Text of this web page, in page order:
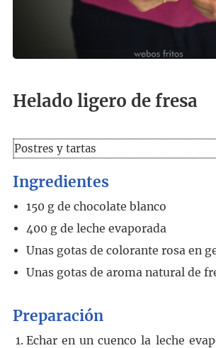
Helado ligero de fresa
Postres y tartas
Ingredientes
150 g de chocolate blanco
400 g de leche evaporada
Unas gotas de colorante rosa en
Unas gotas de aroma natural de
Preparación
Echar en un cuenco la leche